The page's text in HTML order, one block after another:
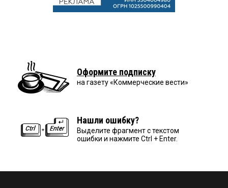
Оформите подписку
на газету «Коммерческие вести»
Нашли ошибку?
Выделите фрагмент с текстом
ошибки и нажмите Ctrl + Enter.